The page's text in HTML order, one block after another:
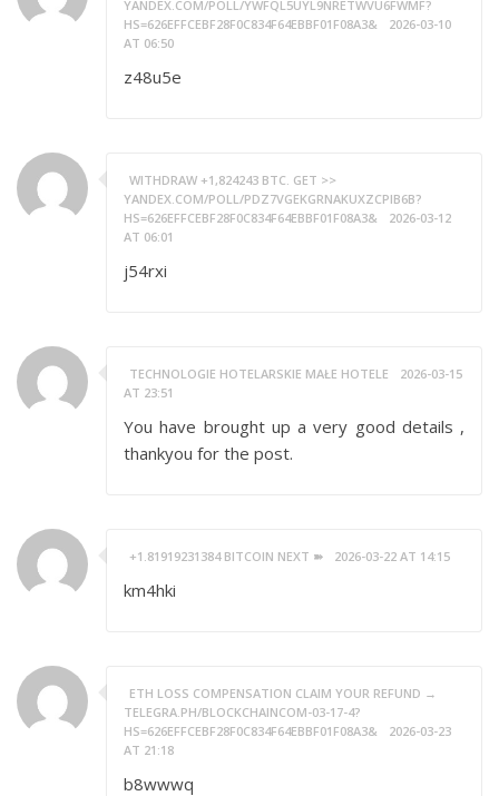
YANDEX.COM/POLL/YWFQL5UYL9NRETWVU6FWMF?
HS=626EFFCEBF28F0C834F64EBBF01F08A3&
2026-03-10
AT 06:50
z48u5e
WITHDRAW +1,824243 BTC. GET >>
YANDEX.COM/POLL/PDZ7VGEKGRNAKUXZCPIB6B?
HS=626EFFCEBF28F0C834F64EBBF01F08A3&
2026-03-12
AT 06:01
j54rxi
TECHNOLOGIE HOTELARSKIE MAŁE HOTELE
2026-03-15
AT 23:51
You have brought up a very good details ,
thankyou for the post.
+1.81919231384 BITCOIN NEXT ➽ 2026-03-22 AT 14:15
km4hki
ETH LOSS COMPENSATION CLAIM YOUR REFUND →
TELEGRA.PH/BLOCKCHAINCOM-03-17-4?
HS=626EFFCEBF28F0C834F64EBBF01F08A3&
2026-03-23
AT 21:18
b8wwwq